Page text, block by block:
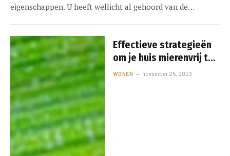
eigenschappen. U heeft wellicht al gehoord van de…
Effectieve strategieën
om je huis mierenvrij te
houden
WONEN november 25, 2023